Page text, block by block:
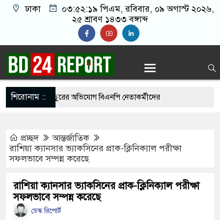
ঢাকা ০৩:৫২:২০ পিএম, রবিবার, ০৯ অগাস্ট ২০২৬,
২৫ শ্রাবণ ১৪৩৩ বঙ্গাব্দ
শিরোনাম ::
কামরা ভাঙচুরের অভিযোগ বিএনপি নেতাকর্মীদের
সব প্রতিষ্ঠানে রাজনীতিকরণ করছে: জামায়াত আমির
শুমারির নিয়োগে পক্ষপাতের অভিযোগ, বিএনপি
মাংস দিয়ে ভাত বিক্রেতা ‘ভাইরাল মিজান’ গ্রেপ্তার
প্রচ্ছদ
আন্তর্জাতিক
রাশিয়া ক্যানসার ভ্যাকসিনের প্রাক-ক্লিনিক্যাল পরীক্ষা
সফলভাবে সম্পন্ন করেছে
রাশিয়া ক্যানসার ভ্যাকসিনের প্রাক-ক্লিনিক্যাল পরীক্ষা
সফলভাবে সম্পন্ন করেছে
ডেস্ক রিপোর্ট